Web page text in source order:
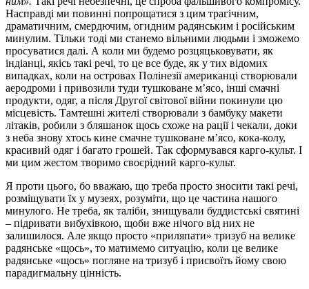
Насправді ми повинні попрощатися з цим трагічним,
драматичним, смердючим, огидним радянським і російським
минулим. Тільки тоді ми станемо вільними людьми і зможемо
просуватися далі. А коли ми будемо розцяцьковувати, як
індіанці, якісь такі речі, то це все буде, як у тих відомих
випадках, коли на островах Полінезії американці створювали
аеродроми і привозили туди тушковане м’ясо, інші смачні
продукти, одяг, а після Другої світової війни покинули цю
місцевість. Тамтешні жителі створювали з бамбуку макети
літаків, робили з бляшанок щось схоже на рації і чекали, доки
з неба знову хтось кине смачне тушковане м’ясо, кока-колу,
красивий одяг і багато грошей. Так сформувався карго-культ. І
ми цим жестом творимо своєрідний карго-культ.
Я проти цього, бо вважаю, що треба просто зносити такі речі,
розміщувати їх у музеях, розуміти, що це частина нашого
минулого. Не треба, як таліби, знищували буддистські святині
– підривати вибухівкою, щоби вже нічого від них не
залишилося. Але якщо просто «приляпати» тризуб на велике
радянське «щось», то матимемо ситуацію, коли це велике
радянське «щось» погляне на тризуб і присвоїть йому свою
парадигмальну цінність.